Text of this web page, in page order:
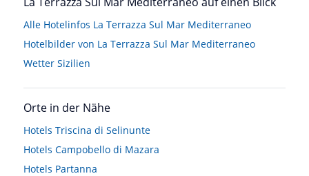
Alle Hotelinfos La Terrazza Sul Mar Mediterraneo
Hotelbilder von La Terrazza Sul Mar Mediterraneo
Wetter Sizilien
Orte in der Nähe
Hotels Triscina di Selinunte
Hotels Campobello di Mazara
Hotels Partanna